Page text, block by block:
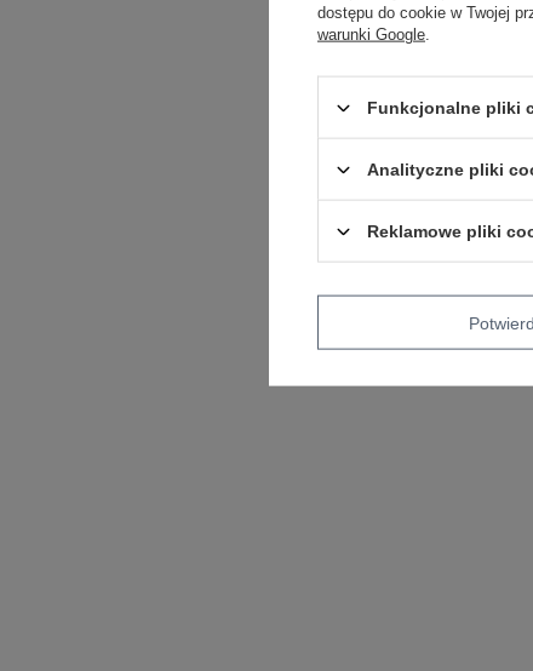
dostępu do cookie w Twojej
warunki Google
Funkcjonalne pliki
Analityczne pliki
Reklamowe pliki